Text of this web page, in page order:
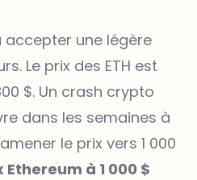
accepter une légère
Le prix des ETH est
$. Un crash crypto
dans les semaines à
le prix vers 1 000
à 1 000 $